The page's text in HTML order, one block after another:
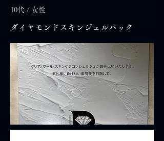
10代 / 女性
ダイヤモンドスキンジェルパック